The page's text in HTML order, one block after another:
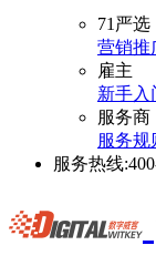
71严选
营销推
雇主
新手入
服务商
服务规
服务热线: